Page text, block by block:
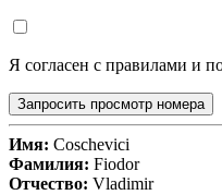
Я согласен с правилами и
Запросить просмотр номера
Имя: Coschevici
Фамилия: Fiodor
Отчество: Vladimir